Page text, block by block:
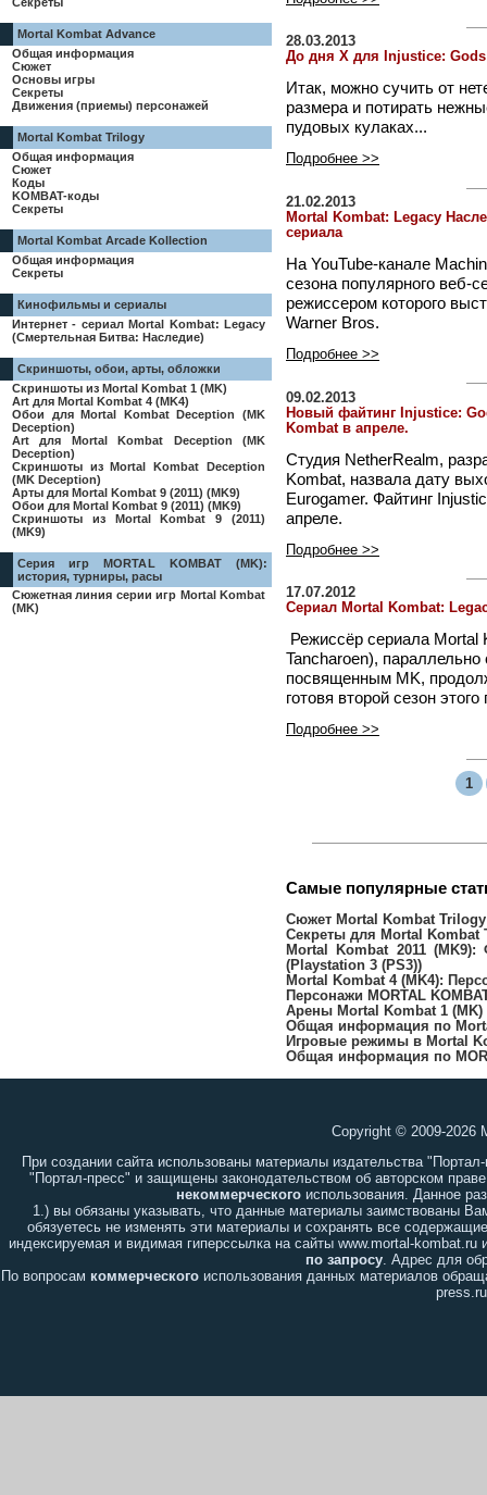
Mortal Kombat Advance
Общая информация
Сюжет
Основы игры
Секреты
Движения (приемы) персонажей
Mortal Kombat Trilogy
Общая информация
Сюжет
Коды
KOMBAT-коды
Секреты
Mortal Kombat Arcade Kollection
Общая информация
Секреты
Кинофильмы и сериалы
Интернет - сериал Mortal Kombat: Legacy
(Смертельная Битва: Наследие)
Скриншоты, обои, арты, обложки
Скриншоты из Mortal Kombat 1 (MK)
Art для Mortal Kombat 4 (MK4)
Обои для Mortal Kombat Deception (MK
Deception)
Art для Mortal Kombat Deception (MK
Deception)
Скриншоты из Mortal Kombat Deception
(MK Deception)
Арты для Mortal Kombat 9 (2011) (MK9)
Обои для Mortal Kombat 9 (2011) (MK9)
Скриншоты из Mortal Kombat 9 (2011)
(MK9)
Серия игр MORTAL KOMBAT (MK):
история, турниры, расы
Сюжетная линия серии игр Mortal Kombat
(MK)
28.03.2013
До дня Х для Injustice:
Итак, можно сучить от
размера и потирать
пудовых кулаках...
Подробнее >>
21.02.2013
Mortal Kombat: Legacy
сериала
На YouTube-канале
сезона популярного веб-
режиссером которого
Warner Bros.
Подробнее >>
09.02.2013
Новый файтинг Injustice:
Kombat в апреле.
Студия NetherRealm,
Kombat, назвала дату
Eurogamer. Файтинг
апреле.
Подробнее >>
17.07.2012
Сериал Mortal Kombat:
Режиссёр сериала Mortal
Tancharoen),
посвященным MK,
готовя второй сезон этого
Подробнее >>
1
Самые популярные
Сюжет Mortal Kombat
Секреты для Mortal Kombat
Mortal Kombat 2011
(Playstation 3 (PS3))
Mortal Kombat 4 (MK4):
Персонажи MORTAL
Арены Mortal Kombat 1 (MK)
Общая информация по
Игровые режимы в Mortal
Общая информация по
Copyright © 2009-2026
При создании сайта использованы материалы издательства
"Портал-пресс" и защищены законодательством об авторском
некоммерческого использования. Данное
1.) вы обязаны указывать, что данные материалы заимствованы
обязуетесь не изменять эти материалы и сохранять все
индексируемая и видимая гиперссылка на сайты www.mortal-
по запросу. Адрес для
По вопросам коммерческого использования данных материалов
press.ru